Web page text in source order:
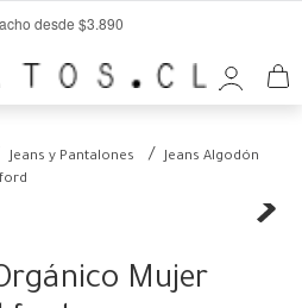
desde $3.890
Jeans y Pantalones
Jeans Algodón
Mujer